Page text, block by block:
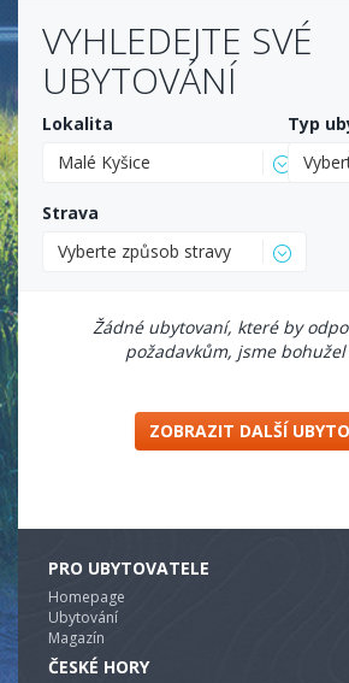
VYHLEDEJTE SVÉ
UBYTOVÁNÍ
Lokalita
Malé Kyšice
Typ
Strava
Vyberte způsob stravy
Žádné ubytovaní, které by
požadavkům, jsme
ZOBRAZIT DALŠÍ
PRO UBYTOVATELE
Homepage
Ubytování
Magazín
ČESKÉ HORY